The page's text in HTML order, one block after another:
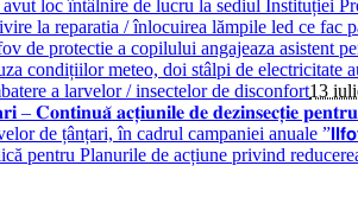
loc întâlnire de lucru la sediul Instituției
la reparatia / înlocuirea lămpile led ce fac
de protectie a copilului angajeaza asistent
condițiilor meteo, doi stâlpi de electricitate
a larvelor / insectelor de disconfort13
– 𝐂𝐨𝐧𝐭𝐢𝐧𝐮𝐚̆ 𝐚𝐜𝐭̦𝐢𝐮𝐧𝐢𝐥𝐞 𝐝𝐞 𝐝𝐞𝐳𝐢𝐧𝐬𝐞𝐜𝐭̦𝐢𝐞
de țânțari, în cadrul campaniei anuale
pentru Planurile de acțiune privind